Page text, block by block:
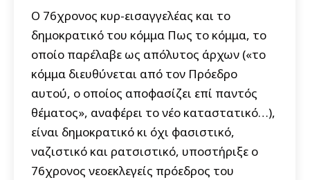
Ο 76χρονος κυρ-εισαγγελέας και το
δημοκρατικό του κόμμα Πως το κόμμα, το
οποίο παρέλαβε ως απόλυτος άρχων («το
κόμμα διευθύνεται από τον Πρόεδρο
αυτού, ο οποίος αποφασίζει επί παντός
θέματος», αναφέρει το νέο καταστατικό…),
είναι δημοκρατικό κι όχι φασιστικό,
ναζιστικό και ρατσιστικό, υποστήριξε ο
76χρονος νεοεκλεγείς πρόεδρος του